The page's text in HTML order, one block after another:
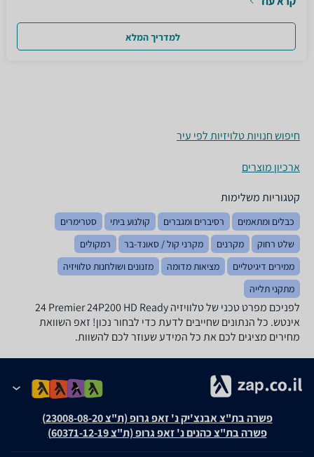
למדריך המלא
חיפוש חנויות טלויזיות לפי עיר
ארכיון מוצרים
קטגוריות משלימות
כבלים ומתאמים רסיברים ומגברים קולנוע ביתי
סטרימרים
שלט רחוק
מקרנים מקרני קול / סאונד-בר
רמקולים
ממירים דיגיטליים
מציאות מדומה
מזנונים ושולחנות טלוויזיה
מתקני תלייה
לפניכם מפרט טכני של טלוויזיה Premier 24P200 HD Ready ‏24
‏אינטש. כל הנתונים שחייבים לדעת כדי לבחור נכון! זאפ השוואת
מחירים מציגים לכם את כל המידע שעוזר לכם להשוות.
פשרה בת"צ אבנצ'יק נ' זאפ גרופ (ת"צ 23008-08-20)
פשרה בת"צ כהנים נ' זאפ גרופ (ת"צ 60371-12-19)